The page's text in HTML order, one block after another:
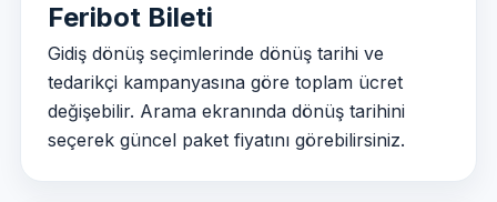
Feribot Bileti
Gidiş dönüş seçimlerinde dönüş tarihi ve
tedarikçi kampanyasına göre toplam ücret
değişebilir. Arama ekranında dönüş tarihini
seçerek güncel paket fiyatını görebilirsiniz.